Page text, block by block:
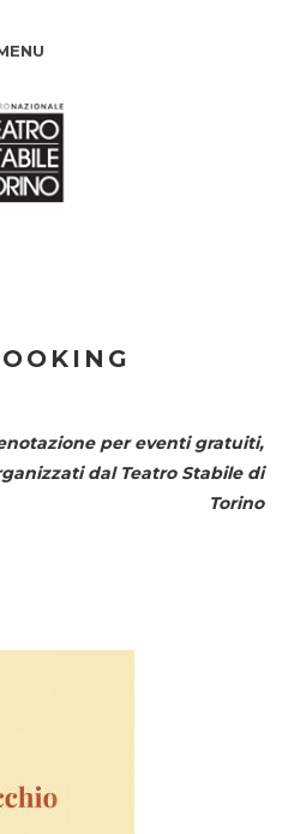
per eventi gratuiti,
dal Teatro Stabile di
Torino